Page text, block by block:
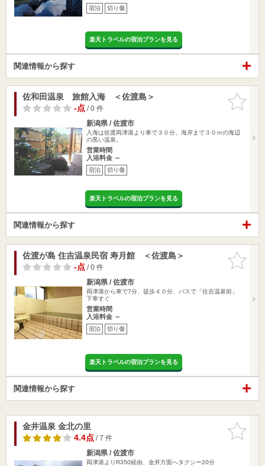
宿泊 切り傷
楽天トラベルの宿泊プランを見る
関連情報から探す
お気に入
りに追加
佐和田温泉 旅館入海 ＜佐渡島＞
-点/ 0 件
新潟県 / 佐渡市
入海は佐渡両津港より車で３０分。海岸まで３０ｍの海辺
の黒い温泉。
営業時間
入浴料金 ～
宿泊 切り傷
楽天トラベルの宿泊プランを見る
関連情報から探す
お気に入
りに追加
佐渡が島 住吉温泉民宿 寿月館 ＜佐渡島＞
-点/ 0 件
新潟県 / 佐渡市
両津港から車で7分、徒歩４０分、バスで「住吉温泉前」
下車すぐ
営業時間
入浴料金 ～
宿泊 切り傷
楽天トラベルの宿泊プランを見る
関連情報から探す
お気に入
りに追加
金井温泉 金北の里
4.4点/ 7 件
新潟県 / 佐渡市
両津港よりR350経由、金井方面へタクシー20分